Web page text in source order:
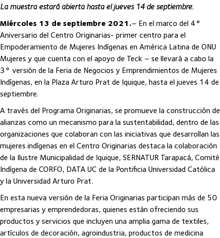
La muestra estará abierta hasta el jueves 14 de septiembre.
Miércoles 13 de septiembre 2021.– En el marco del 4°
Aniversario del Centro Originarias- primer centro para el
Empoderamiento de Mujeres Indígenas en América Latina de ONU
Mujeres y que cuenta con el apoyo de Teck – se llevará a cabo la
3° versión de la Feria de Negocios y Emprendimientos de Mujeres
Indígenas, en la Plaza Arturo Prat de Iquique, hasta el jueves 14 de
septiembre.
A través del Programa Originarias, se promueve la construcción de
alianzas como un mecanismo para la sustentabilidad, dentro de las
organizaciones que colaboran con las iniciativas que desarrollan las
mujeres indígenas en el Centro Originarias destaca la colaboración
de la Ilustre Municipalidad de Iquique, SERNATUR Tarapacá, Comité
Indígena de CORFO, DATA UC de la Pontificia Universidad Católica
y la Universidad Arturo Prat.
En esta nueva versión de la Feria Originarias participan más de 50
empresarias y emprendedoras, quienes están ofreciendo sus
productos y servicios que incluyen una amplia gama de textiles,
artículos de decoración, agroindustria, productos de medicina